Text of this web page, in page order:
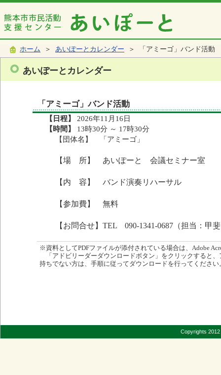
ホーム ＞ あいぽーとカレンダー ＞ 「アミーゴ」バンド活動
あいぽーとカレンダー
「アミーゴ」バンド活動
【日程】
2026年11月16日
【時間】
13時30分 ～ 17時30分
【団体名】 「アミーゴ」
【場 所】 あいぽーと 会議セミナー室
【内 容】 バンド演奏リハーサル
【参加費】 無料
【お問合せ】TEL 090-1341-0687（担当：甲
※資料としてPDFファイルが添付されている場合は、Adobe
「アドビリーダーダウンロードボタン」をクリックすると
持ちでない方は、手順に従ってダウンロードを行ってください
Copyrights